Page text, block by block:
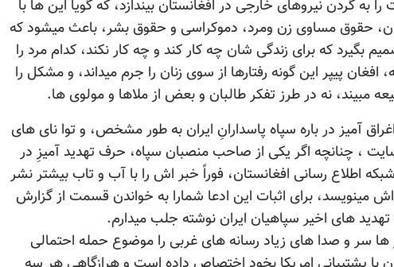
به گردن نیروهای خارجی در افغانستان بیندازد، که گویا این ها با
حقوق مساوی زن ومرد، دموکراسی و حقوق بشر، باعث میشود که
بگیرد که برای زندگی شان چه کار کند و چه کار نکند، کدام مرد را
پیپر این گونه رفتارها از سوی زنان را جرم میداند، و مشکل را
مبیند، نه در طرز تفکر طالبان و بعض از ملاها و مولوی ها.
آمیز در باره سپاه پاسدارانِ ایران به طور مشخص، و توا نای های
، چنانچه اگر یکی از صاحب منصبان سپاه، حرف تهدید آمیزِ در
اطلاع رسانی افغانستان، فوراً خبر اش را با آب و تاب بیشتر نشر
مینویسد، برای اثبات این ادعا شمارا به خواندن قسمت از گزارش
های اخیر سپاهیان ایران نوشته جلب میدارم.
ها سر و صدا های زیاد رسانه های غربی را موضوع حمله احتمالی